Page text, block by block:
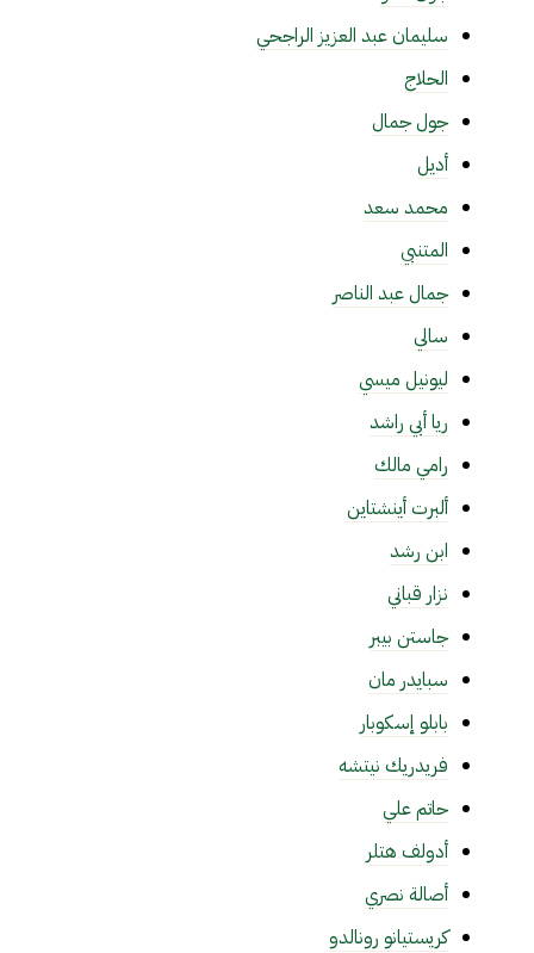
سليمان عبد العزيز الراجحي
الحلاج
جول جمال
أديل
محمد سعد
المتنبي
جمال عبد الناصر
سالي
ليونيل ميسي
ريا أبي راشد
رامي مالك
ألبرت أينشتاين
ابن رشد
نزار قباني
جاستن بيبر
سبايدر مان
بابلو إسكوبار
فريدريك نيتشه
حاتم علي
أدولف هتلر
أصالة نصري
كريستيانو رونالدو